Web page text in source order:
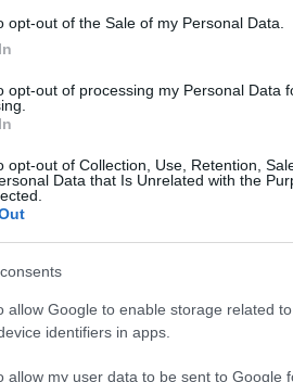
opt-out of the Sale of my Personal Data.
opt-out of processing my Personal Data
opt-out of Collection, Use, Retention,
Data that Is Unrelated with the
allow Google to enable storage related
identifiers in apps.
allow my user data to be sent to Google
Schmid lesz a Pannon
zeneszerző az egyetlen hiteles
2017 tavaszán: márciusban
a Pécsi Nemzeti Színházzal és a